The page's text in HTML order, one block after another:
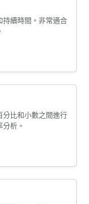
持續時間。非常適合
分比和小數之間進行
析。